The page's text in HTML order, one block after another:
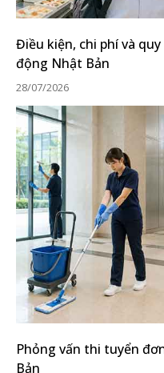
Điều kiện, chi phí và
động Nhật Bản
28/07/2026
Phỏng vấn thi tuyển
Bản